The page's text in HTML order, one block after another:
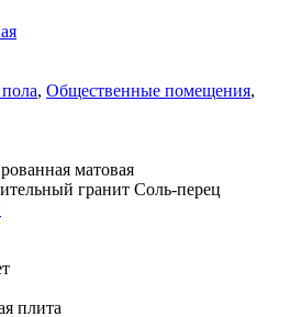
, Общественные помещения,
матовая
гранит Соль-перец
плита